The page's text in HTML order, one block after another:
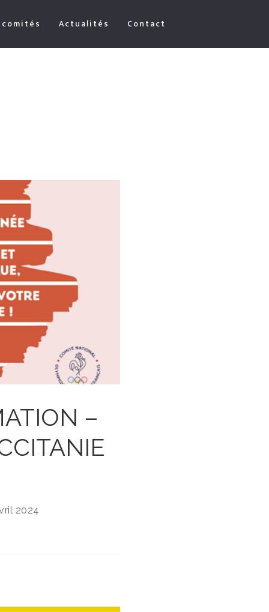
Actualités Contact
–
2024